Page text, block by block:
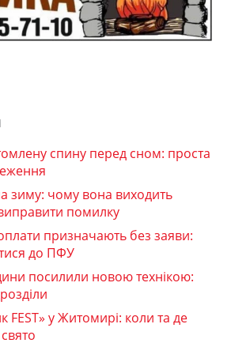
спину перед сном: проста
зиму: чому вона виходить
помилку
призначають без заяви:
до ПФУ
посилили новою технікою:
FEST» у Житомирі: коли та де